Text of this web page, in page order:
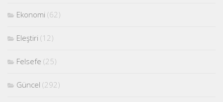
Ekonomi (62)
Eleştiri (12)
Felsefe (25)
Güncel (292)